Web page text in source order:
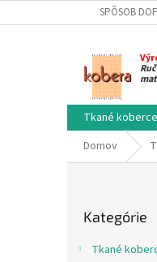
na
SPÔSOB
Tkané
Domov
kategórie
Kategórie
Tkané